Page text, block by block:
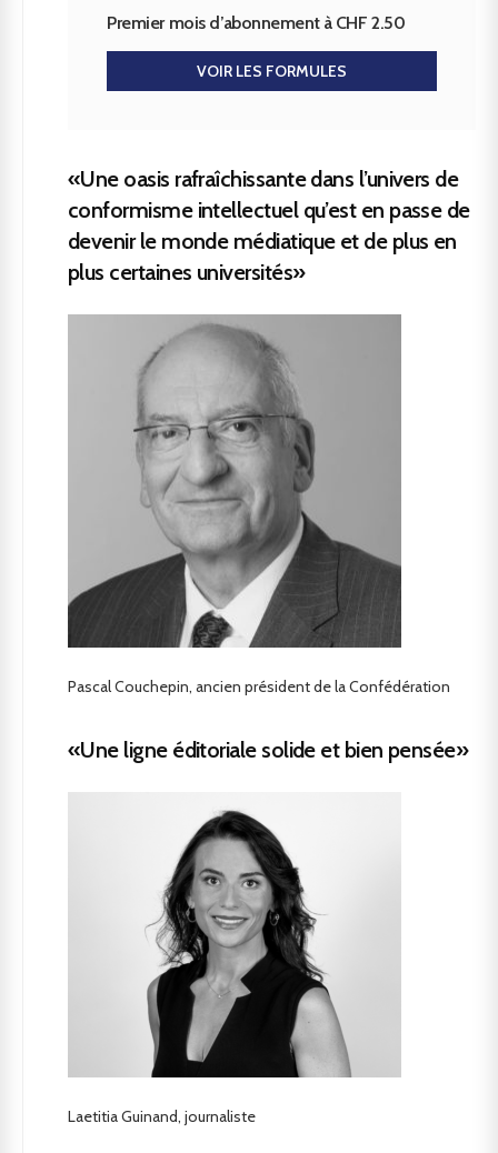
Premier mois d’abonnement à CHF 2.50
VOIR LES FORMULES
«Une oasis rafraîchissante dans l’univers de
conformisme intellectuel qu’est en passe de
devenir le monde médiatique et de plus en
plus certaines universités»
Pascal Couchepin, ancien président de la Confédération
«Une ligne éditoriale solide et bien pensée»
Laetitia Guinand, journaliste